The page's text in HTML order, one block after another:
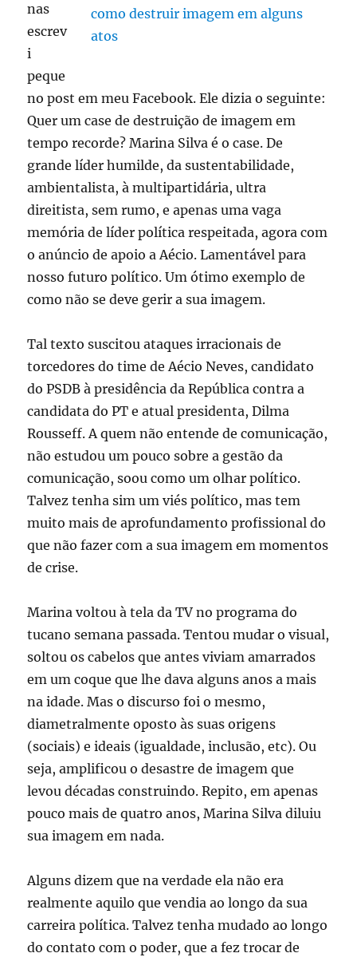
nas
escrev
i
peque
no post em meu Facebook. Ele dizia o seguinte:
Quer um case de destruição de imagem em
tempo recorde? Marina Silva é o case. De
grande líder humilde, da sustentabilidade,
ambientalista, à multipartidária, ultra
direitista, sem rumo, e apenas uma vaga
memória de líder política respeitada, agora com
o anúncio de apoio a Aécio. Lamentável para
nosso futuro político. Um ótimo exemplo de
como não se deve gerir a sua imagem.
Tal texto suscitou ataques irracionais de
torcedores do time de Aécio Neves, candidato
do PSDB à presidência da República contra a
candidata do PT e atual presidenta, Dilma
Rousseff. A quem não entende de comunicação,
não estudou um pouco sobre a gestão da
comunicação, soou como um olhar político.
Talvez tenha sim um viés político, mas tem
muito mais de aprofundamento profissional do
que não fazer com a sua imagem em momentos
de crise.
Marina voltou à tela da TV no programa do
tucano semana passada. Tentou mudar o visual,
soltou os cabelos que antes viviam amarrados
em um coque que lhe dava alguns anos a mais
na idade. Mas o discurso foi o mesmo,
diametralmente oposto às suas origens
(sociais) e ideais (igualdade, inclusão, etc). Ou
seja, amplificou o desastre de imagem que
levou décadas construindo. Repito, em apenas
pouco mais de quatro anos, Marina Silva diluiu
sua imagem em nada.
Alguns dizem que na verdade ela não era
realmente aquilo que vendia ao longo da sua
carreira política. Talvez tenha mudado ao longo
do contato com o poder, que a fez trocar de